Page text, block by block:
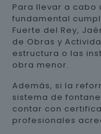
Para llevar a cabo
fundamental
Fuerte del Rey,
de Obras y
estructura o las
obra menor.
Además, si la
sistema de
contar con
profesionales